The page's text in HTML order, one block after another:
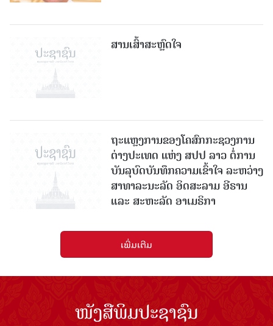
ສານເສົ້າສະຫຼົດໃຈ
ຖະແຫຼງການຂອງໂຄສົກກະຊວງການ
ຕ່າງປະເທດ ແຫ່ງ ສປປ ລາວ ຕໍ່ການ
ບັນລຸບົດບັນທຶກຄວາມເຂົ້າໃຈ ລະຫວ່າງ
ສາທາລະນະລັດ ອິດສະລາມ ອີຣານ
ແລະ ສະຫະລັດ ອາເມຣິກາ
ເພີ່ມເຕີມ
ໜັງສືພິມປະຊາຊົນ